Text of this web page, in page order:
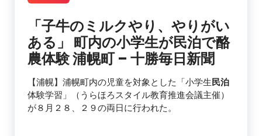
「子牛のミルクやり、やりがい
ある」 町内の小学生が民泊で酪
農体験 浦幌町 – 十勝毎日新聞
【浦幌】浦幌町内の児童を対象とした「小学生民泊
体験学習」（うらほろスタイル教育推進会議主催）
が８月２８、２９の両日に行われた。